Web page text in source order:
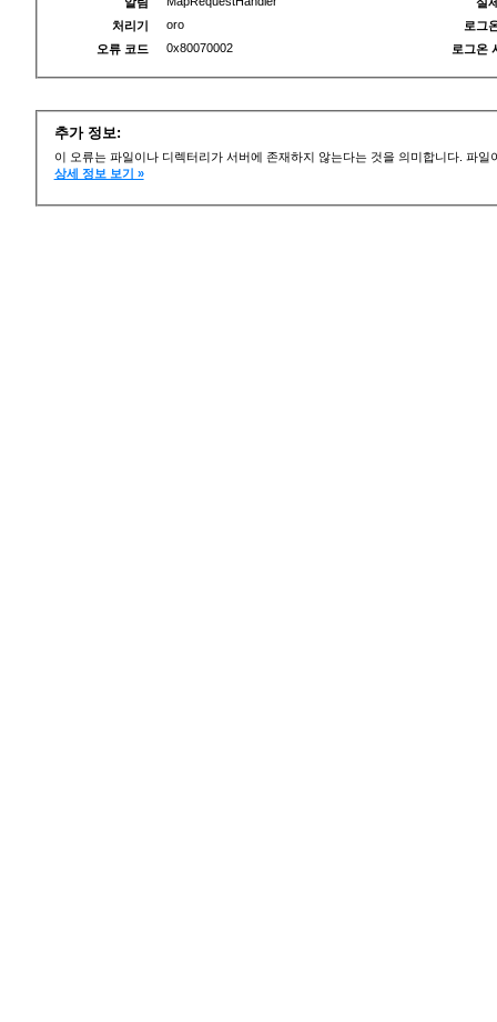
처리기
oro
오류 코드
0x80070002
로그
로그온
추가 정보:
이 오류는 파일이나 디렉터리가 서버에 존재하지 않는다는 것을 의미합니다. 파
상세 정보 보기 »